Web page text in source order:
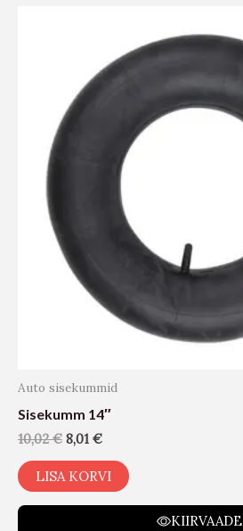
Auto sisekummid
Sisekumm 14″
10,02€ 8,01 €
LISA KORVI
KIIRVAADE